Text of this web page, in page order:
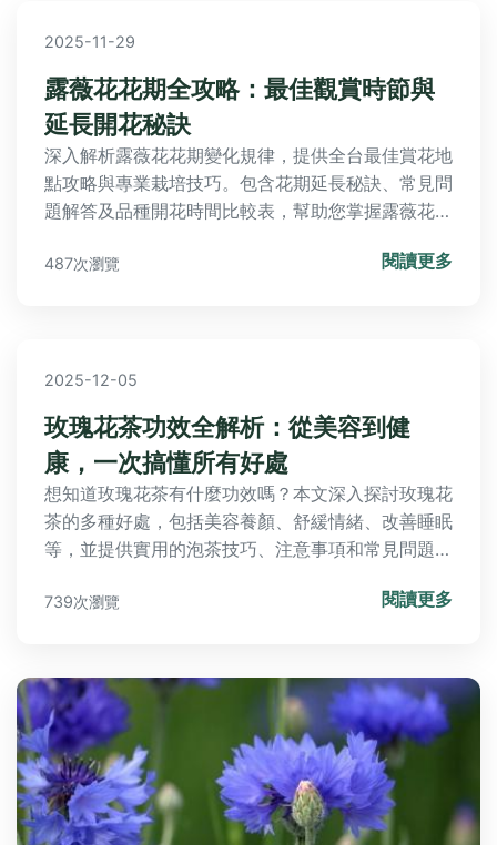
2025-11-29
露薇花花期全攻略：最佳觀賞時節與
延長開花秘訣
深入解析露薇花花期變化規律，提供全台最佳賞花地
點攻略與專業栽培技巧。包含花期延長秘訣、常見問
題解答及品種開花時間比較表，幫助您掌握露薇花從
487次瀏覽 閱讀更多
2025-12-05
玫瑰花茶功效全解析：從美容到健
康，一次搞懂所有好處
想知道玫瑰花茶有什麼功效嗎？本文深入探討玫瑰花
茶的多種好處，包括美容養顏、舒緩情緒、改善睡眠
等，並提供實用的泡茶技巧、注意事項和常見問題解
新手還是資深愛好者，都能從中獲益，解決所有關於
739次瀏覽 閱讀更多